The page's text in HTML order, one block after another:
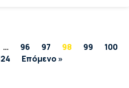
… 96 97 98 99
100
Επόμενο »